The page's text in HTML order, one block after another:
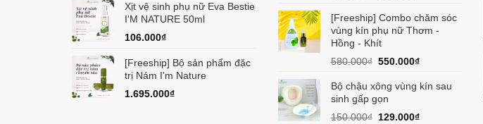
Xịt vệ sinh phụ nữ Eva Bestie
I'M NATURE 50ml
106.000₫
[Freeship] Bộ sản phẩm đặc
trị Nám I'm Nature
1.695.000₫
là:
945.000₫.
tại
là:
[Freeship] Combo chăm sóc
vùng kín phụ nữ Thơm -
Hồng - Khít
580.000₫ Giá
là:
580.000₫.
550.000₫Giá
tại
550.000₫.
Bộ chậu xông vùng kín sau
sinh gấp gọn
150.000₫ Giá
129.000₫Giá